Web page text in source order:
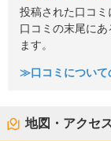
投稿された口コ
口コミの末尾に
ます。
≫口コミについて
地図・アクセ